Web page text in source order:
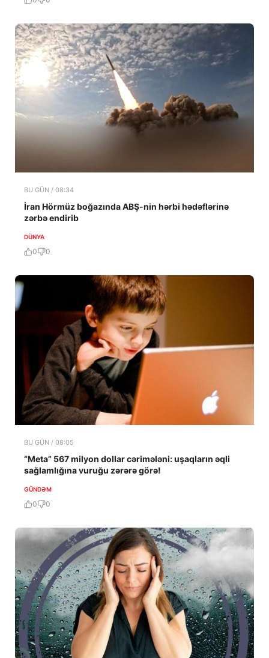
BU GÜN / 08:34
İran Hörmüz boğazında ABŞ-nin hərbi hədəflərinə
zərbə endirib
DÜNYA
0 0
BU GÜN / 08:05
“Meta” 567 milyon dollar cərimələni: uşaqların əqli
sağlamlığına vuruğu zərərə görə!
GÜNDƏM
0 0